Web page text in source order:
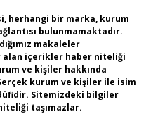
herhangi bir marka, kurum
bulunmamaktadır.
makaleler
alan içerikler haber niteliği
ve kişiler hakkında
kurum ve kişiler ile isim
Sitemizdeki bilgiler
taşımazlar.